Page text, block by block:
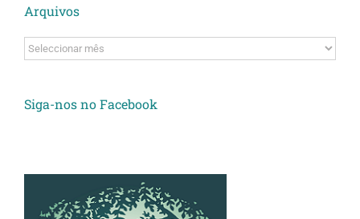
Arquivos
Arquivos
Siga-nos no Facebook